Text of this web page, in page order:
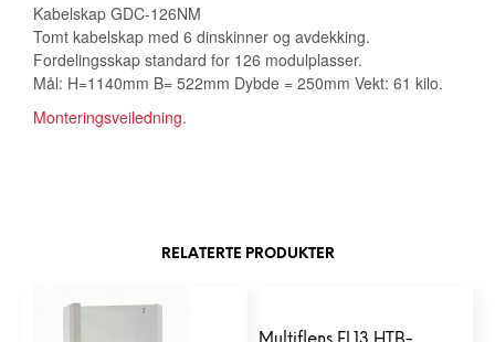
Kabelskap GDC-126NM
Tomt kabelskap med 6 dinskinner og avdekking.
Fordelingsskap standard for 126 modulplasser.
Mål: H=1140mm B= 522mm Dybde = 250mm Vekt: 61 kilo.
Monteringsveiledning.
RELATERTE PRODUKTER